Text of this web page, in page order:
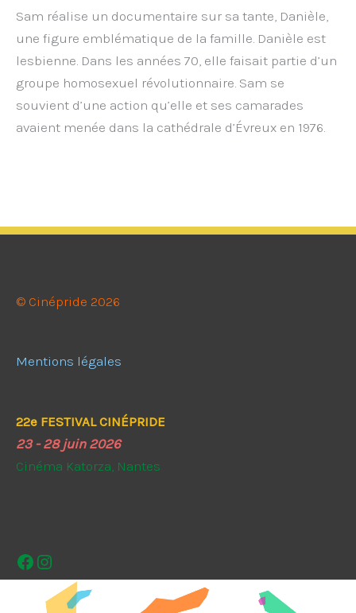
Sam réalise un documentaire sur sa tante, Danièle,
une figure emblématique de la famille. Danièle est
lesbienne. Dans les années 70, elle faisait partie d’un
groupe homosexuel révolutionnaire. Sam se
souvient d’une action qu’elle et ses camarades
avaient menée dans la cathédrale d’Évreux en 1976.
© Cinépride 2026
Mentions légales
22e FESTIVAL CINÉPRIDE
23 - 28 juin 2026
Cinéma Katorza, Nantes
Facebook
Instagram